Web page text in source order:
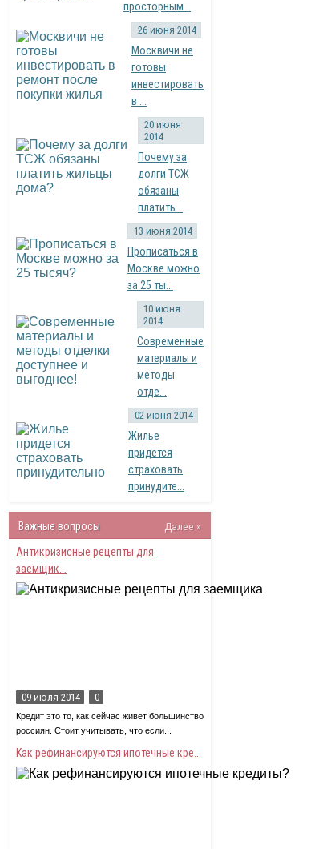
просторным...
26 июня 2014
Москвичи не
готовы
инвестировать
в ...
20 июня
2014
Почему за
долги ТСЖ
обязаны
платить...
13 июня 2014
Прописаться в
Москве можно
за 25 ты...
10 июня
2014
Современные
материалы и
методы
отде...
02 июня 2014
Жилье
придется
страховать
принудите...
Важные вопросы
Далее »
Антикризисные рецепты для
заемщик...
09 июля 2014 0
Кредит это то, как сейчас живет большинство
россиян. Стоит учитывать, что если...
Как рефинансируются ипотечные кре...